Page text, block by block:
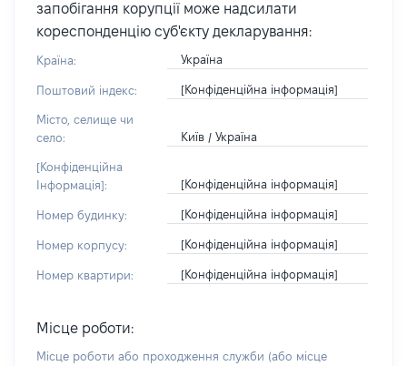
запобігання корупції може надсилати
кореспонденцію суб'єкту декларування:
Країна: Україна
Поштовий індекс: [Конфіденційна інформація]
Місто, селище чи
село:
Київ / Україна
[Конфіденційна
Інформація]:
[Конфіденційна інформація]
Номер будинку: [Конфіденційна інформація]
Номер корпусу: [Конфіденційна інформація]
Номер квартири: [Конфіденційна інформація]
Місце роботи:
Місце роботи або проходження служби (або місце